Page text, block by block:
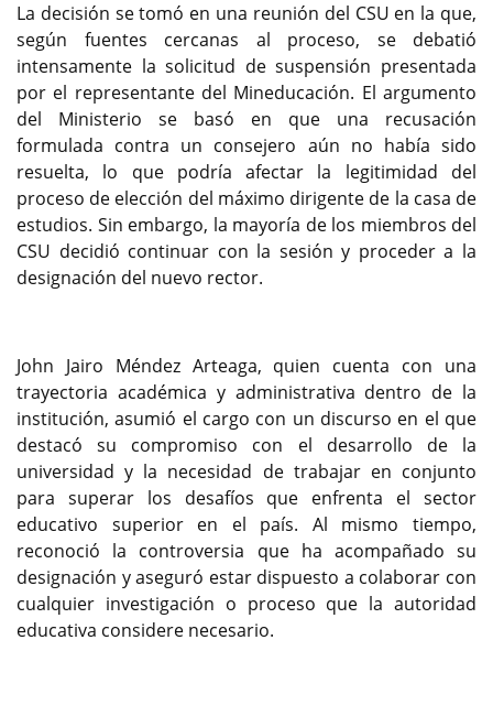
La decisión se tomó en una reunión del CSU en la que,
según fuentes cercanas al proceso, se debatió
intensamente la solicitud de suspensión presentada
por el representante del Mineducación. El argumento
del Ministerio se basó en que una recusación
formulada contra un consejero aún no había sido
resuelta, lo que podría afectar la legitimidad del
proceso de elección del máximo dirigente de la casa de
estudios. Sin embargo, la mayoría de los miembros del
CSU decidió continuar con la sesión y proceder a la
designación del nuevo rector.
John Jairo Méndez Arteaga, quien cuenta con una
trayectoria académica y administrativa dentro de la
institución, asumió el cargo con un discurso en el que
destacó su compromiso con el desarrollo de la
universidad y la necesidad de trabajar en conjunto
para superar los desafíos que enfrenta el sector
educativo superior en el país. Al mismo tiempo,
reconoció la controversia que ha acompañado su
designación y aseguró estar dispuesto a colaborar con
cualquier investigación o proceso que la autoridad
educativa considere necesario.